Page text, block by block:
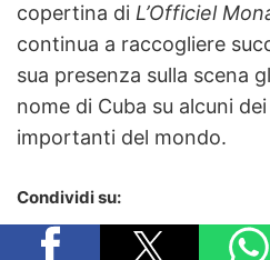
copertina di L’Officiel
continua a raccogliere
sua presenza sulla scena
nome di Cuba su alcuni
importanti del mondo.
Condividi su: